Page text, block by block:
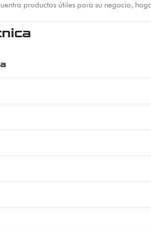
productos útiles para su negocio,